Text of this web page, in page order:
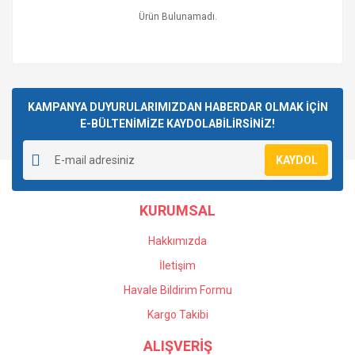
Ürün Bulunamadı.
KAMPANYA DUYURULARIMIZDAN HABERDAR OLMAK İÇİN
E-BÜLTENİMİZE KAYDOLABİLİRSİNİZ!
KAYDOL
KURUMSAL
Hakkımızda
İletişim
Havale Bildirim Formu
Kargo Takibi
ALIŞVERİŞ